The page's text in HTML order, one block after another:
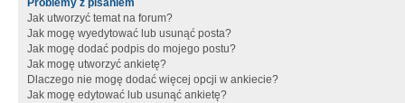
Problemy z pisaniem
Jak utworzyć temat na forum?
Jak mogę wyedytować lub usunąć posta?
Jak mogę dodać podpis do mojego postu?
Jak mogę utworzyć ankietę?
Dlaczego nie mogę dodać więcej opcji w ankiecie?
Jak mogę edytować lub usunąć ankietę?